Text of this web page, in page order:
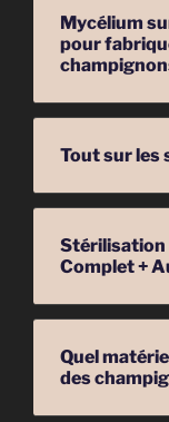
Mycélium
pour
Tout sur les
Stérilisation
Complet +
Quel
des